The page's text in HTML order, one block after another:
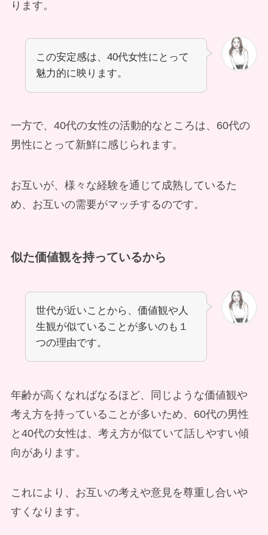
ります。
この安定感は、40代女性にとって
魅力的に映ります。
一方で、40代の女性の活動的なところは、60代の
男性にとって新鮮に感じられます。
お互いが、様々な経験を通じて成熟しているた
め、お互いの需要がマッチするのです。
似た価値観を持っているから
世代が近いことから、価値観や人
生観が似ていることが多いのも１
つの理由です。
年齢が高くなればなるほど、同じような価値観や
考え方を持っていることが多いため、60代の男性
と40代の女性は、考え方が似ていて話しやすい傾
向があります。
これにより、お互いの考えや意見を尊重し合いや
すくなります。